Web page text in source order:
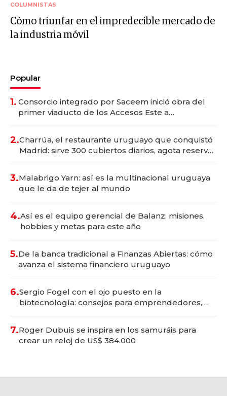
COLUMNISTAS
Cómo triunfar en el impredecible mercado de
la industria móvil
Popular
1. Consorcio integrado por Saceem inició obra del
primer viaducto de los Accesos Este a
2.Charrúa, el restaurante uruguayo que conquistó
Madrid: sirve 300 cubiertos diarios, agota reservas
3.Malabrigo Yarn: así es la multinacional uruguaya
que le da de tejer al mundo
4.Así es el equipo gerencial de Balanz: misiones,
hobbies y metas para este año
5.De la banca tradicional a Finanzas Abiertas: cómo
avanza el sistema financiero uruguayo
6.Sergio Fogel con el ojo puesto en la
biotecnología: consejos para emprendedores,
7.Roger Dubuis se inspira en los samuráis para
crear un reloj de US$ 384.000